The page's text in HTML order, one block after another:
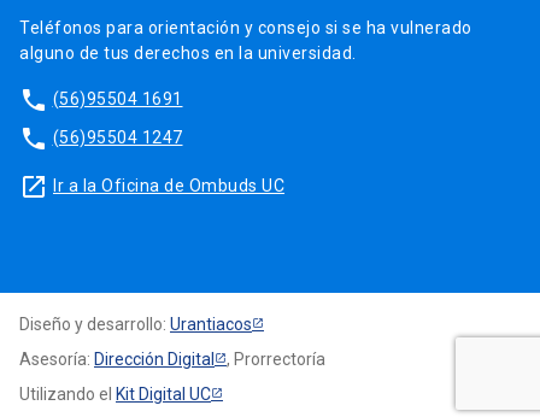
Teléfonos para orientación y consejo si se ha vulnerado
alguno de tus derechos en la universidad.
phone (56)95504 1691
phone (56)95504 1247
launch Ir a la Oficina de Ombuds UC
Diseño y desarrollo: Urantiacos
Asesoría: Dirección Digital
, Prorrectoría
Utilizando el Kit Digital UC